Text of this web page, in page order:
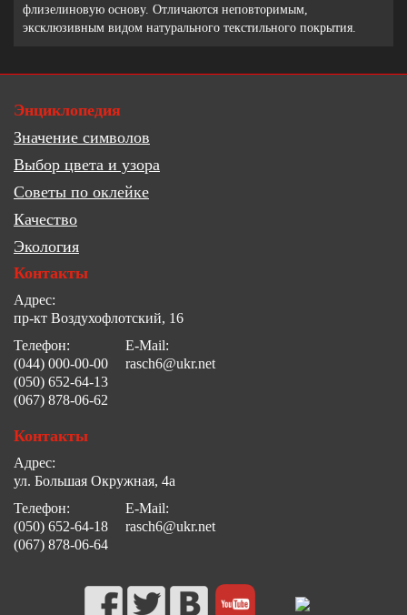
флизелиновую основу. Отличаются неповторимым,
эксклюзивным видом натурального текстильного покрытия.
Энциклопедия
Значение символов
Выбор цвета и узора
Советы по оклейке
Качество
Экология
Контакты
Адрес:
пр-кт Воздухофлотский, 16
Телефон:
(044) 000-00-00
(050) 652-64-13
(067) 878-06-62
E-Mail:
rasch6@ukr.net
Контакты
Адрес:
ул. Большая Окружная, 4а
Телефон:
(050) 652-64-18
(067) 878-06-64
E-Mail:
rasch6@ukr.net